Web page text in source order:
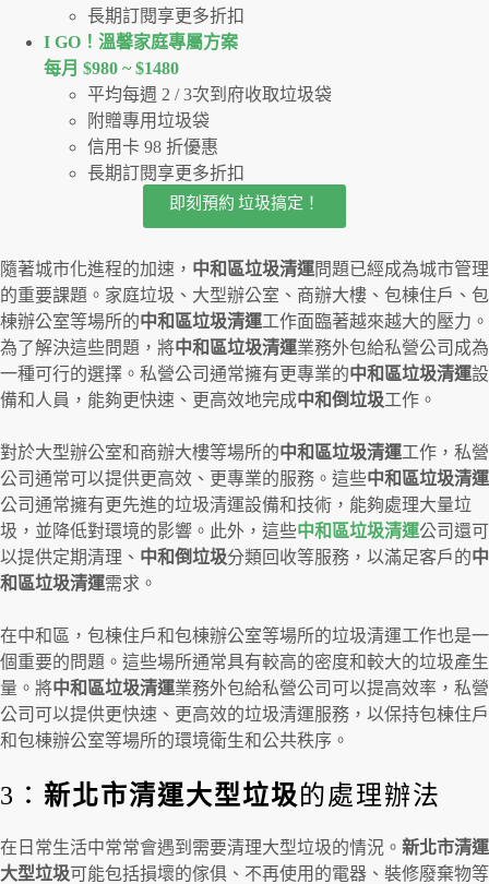
長期訂閱享更多折扣
I GO！溫馨家庭專屬方案
每月 $980 ~ $1480
平均每週 2 / 3次到府收取垃圾袋
附贈專用垃圾袋
信用卡 98 折優惠
長期訂閱享更多折扣
即刻預約 垃圾搞定！
隨著城市化進程的加速， 中和區垃圾清運問題已經成為城市管理
的重要課題。家庭垃圾、大型辦公室、商辦大樓、包棟住戶、包
棟辦公室等場所的中和區垃圾清運工作面臨著越來越大的壓力。
為了解決這些問題，將中和區垃圾清運業務外包給私營公司成為
一種可行的選擇。私營公司通常擁有更專業的中和區垃圾清運設
備和人員，能夠更快速、更高效地完成中和倒垃圾工作。
對於大型辦公室和商辦大樓等場所的中和區垃圾清運工作，私營
公司通常可以提供更高效、更專業的服務。這些中和區垃圾清運
公司通常擁有更先進的垃圾清運設備和技術，能夠處理大量垃
圾，並降低對環境的影響。此外，這些中和區垃圾清運公司還可
以提供定期清理、 中和倒垃圾分類回收等服務，以滿足客戶的中
和區垃圾清運需求。
在中和區，包棟住戶和包棟辦公室等場所的垃圾清運工作也是一
個重要的問題。這些場所通常具有較高的密度和較大的垃圾產生
量。將中和區垃圾清運業務外包給私營公司可以提高效率，私營
公司可以提供更快速、更高效的垃圾清運服務，以保持包棟住戶
和包棟辦公室等場所的環境衛生和公共秩序。
3： 新北市清運大型垃圾的處理辦法
在日常生活中常常會遇到需要清理大型垃圾的情況。 新北市清運
大型垃圾可能包括損壞的傢俱、不再使用的電器、裝修廢棄物等